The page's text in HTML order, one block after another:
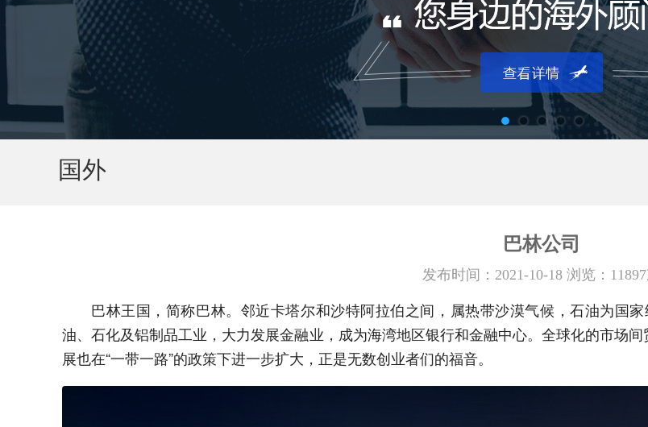
国外
巴林公司
发布时间：2021-10-18 浏览：
巴林王国，简称巴林。邻近卡塔尔和沙特阿拉伯之间，属热带沙漠气候，石油为国
油、石化及铝制品工业，大力发展金融业，成为海湾地区银行和金融中心。全球化的市场
展也在“一带一路”的政策下进一步扩大，正是无数创业者们的福音。